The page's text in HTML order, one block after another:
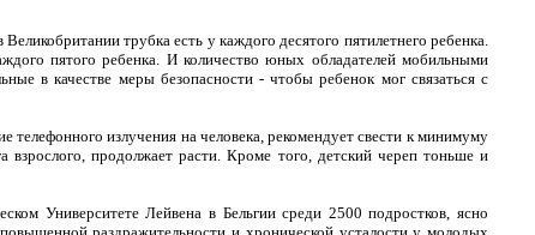
трубка есть у каждого десятого пятилетнего ребенка.
пятого ребенка. И количество юных обладателей мобильными
в качестве меры безопасности - чтобы ребенок мог связаться с
излучения на человека, рекомендует свести к минимуму
взрослого, продолжает расти. Кроме того, детский череп тоньше и
Университете Лейвена в Бельгии среди 2500 подростков, ясно